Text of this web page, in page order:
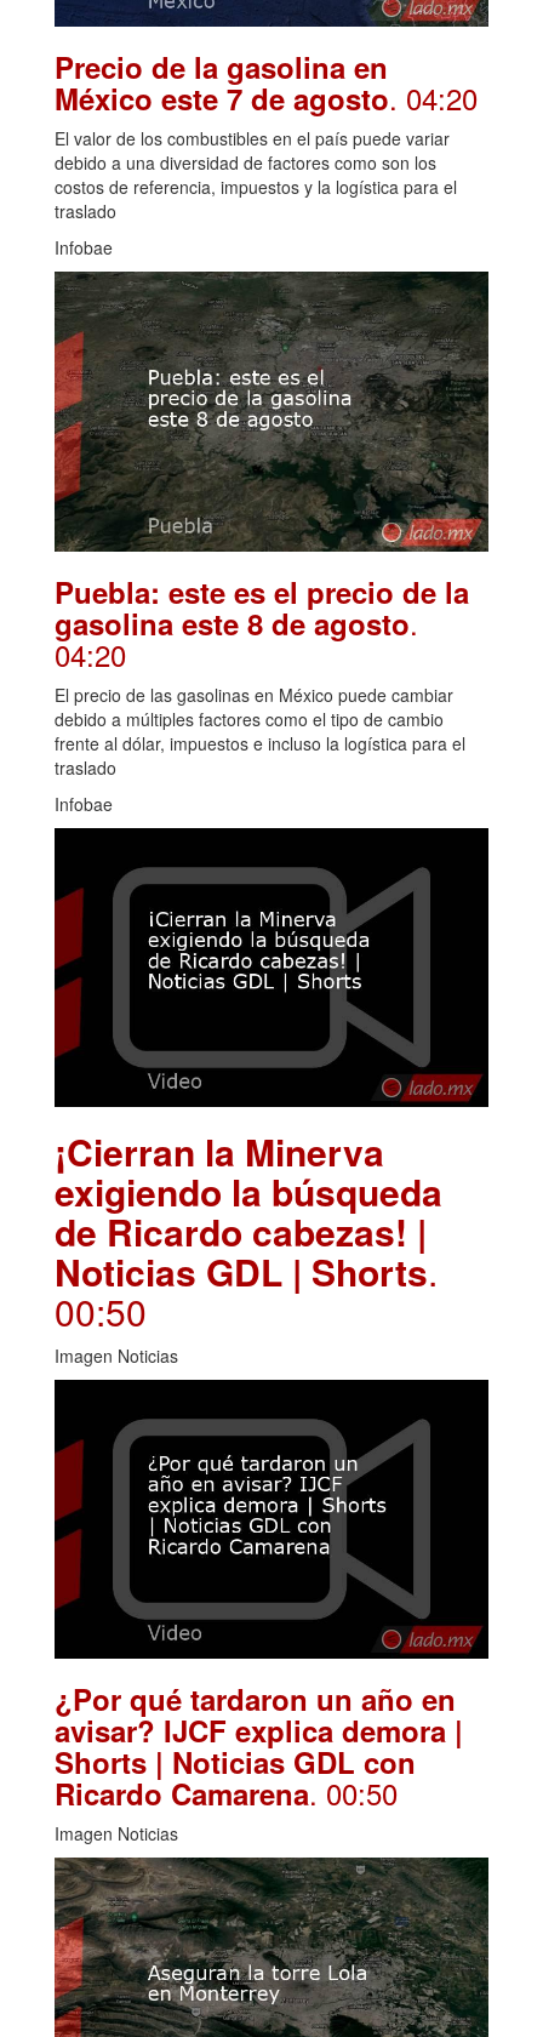
Precio de la gasolina en
México este 7 de agosto. 04:20
El valor de los combustibles en el país puede variar
debido a una diversidad de factores como son los
costos de referencia, impuestos y la logística para el
traslado
Infobae
Puebla: este es el precio de la
gasolina este 8 de agosto.
04:20
El precio de las gasolinas en México puede cambiar
debido a múltiples factores como el tipo de cambio
frente al dólar, impuestos e incluso la logística para el
traslado
Infobae
¡Cierran la Minerva
exigiendo la búsqueda
de Ricardo cabezas! |
Noticias GDL | Shorts.
00:50
Imagen Noticias
¿Por qué tardaron un año en
avisar? IJCF explica demora |
Shorts | Noticias GDL con
Ricardo Camarena. 00:50
Imagen Noticias